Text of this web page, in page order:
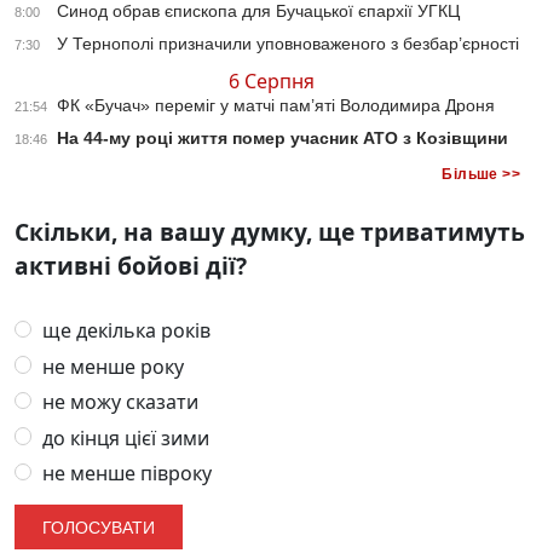
8:00 Синод обрав єпископа для Бучацької єпархії УГКЦ
7:30 У Тернополі призначили уповноваженого з безбар’єрності
6 Серпня
21:54 ФК «Бучач» переміг у матчі пам’яті Володимира Дроня
18:46 На 44-му році життя помер учасник АТО з Козівщини
Більше >>
Скільки, на вашу думку, ще триватимуть
активні бойові дії?
ще декілька років
не менше року
не можу сказати
до кінця цієї зими
не менше півроку